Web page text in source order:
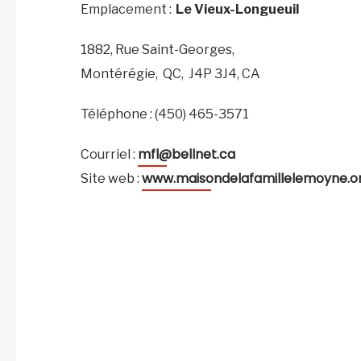
Emplacement : Le Vieux-Longueuil
1882, Rue Saint-Georges,
Montérégie, QC, J4P 3J4, CA
Téléphone : (450) 465-3571
Courriel : mfl@bellnet.ca
Site web :